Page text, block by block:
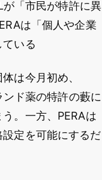
が「市民が特許に異
は「個人や企業
いる
は今月初め、
ンド薬の特許の藪に
。一方、PERAは
定を可能にするだ